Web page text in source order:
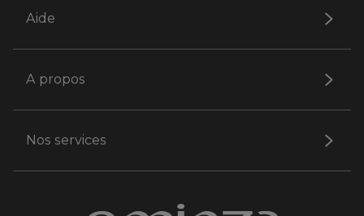
Aide
A propos
Nos services